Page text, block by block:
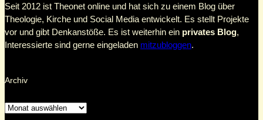
Seit 2012 ist Theonet online und hat sich zu einem Blog über
Theologie, Kirche und Social Media entwickelt. Es stellt Projekte
vor und gibt Denkanstöße. Es ist weiterhin ein privates Blog,
Interessierte sind gerne eingeladen mitzubloggen.
Archiv